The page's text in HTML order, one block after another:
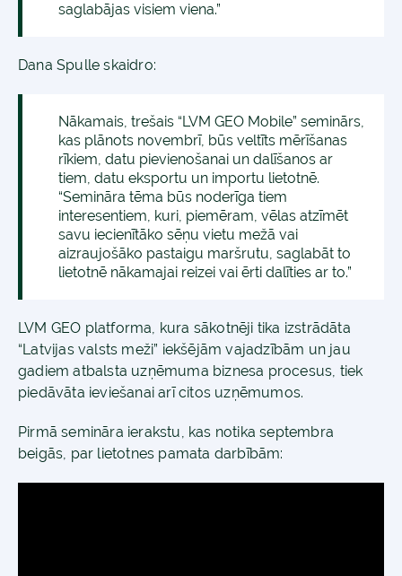
saglabājas visiem viena.”
Dana Spulle skaidro:
Nākamais, trešais “LVM GEO Mobile” seminārs,
kas plānots novembrī, būs veltīts mērīšanas
rīkiem, datu pievienošanai un dalīšanos ar
tiem, datu eksportu un importu lietotnē.
“Semināra tēma būs noderīga tiem
interesentiem, kuri, piemēram, vēlas atzīmēt
savu iecienītāko sēņu vietu mežā vai
aizraujošāko pastaigu maršrutu, saglabāt to
lietotnē nākamajai reizei vai ērti dalīties ar to.”
LVM GEO platforma, kura sākotnēji tika izstrādāta
“Latvijas valsts meži” iekšējām vajadzībām un jau
gadiem atbalsta uzņēmuma biznesa procesus, tiek
piedāvāta ieviešanai arī citos uzņēmumos.
Pirmā semināra ierakstu, kas notika septembra
beigās, par lietotnes pamata darbībām: